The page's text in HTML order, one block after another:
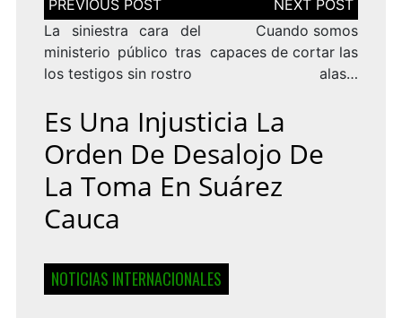
de
entradas
La siniestra cara del
ministerio público tras
los testigos sin rostro
Cuando somos
capaces de cortar las
alas…
Es Una Injusticia La
Orden De Desalojo De
La Toma En Suárez
Cauca
NOTICIAS INTERNACIONALES